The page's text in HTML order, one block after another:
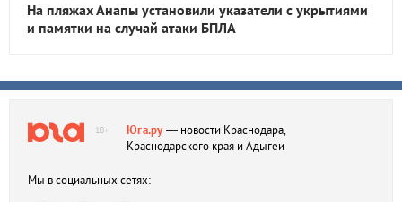
На пляжах Анапы установили указатели с укрытиями
и памятки на случай атаки БПЛА
18+ Юга.ру— новости Краснодара,
Краснодарского края и Адыгеи
Мы в социальных сетях: